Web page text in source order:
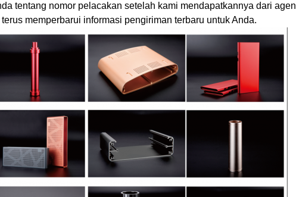
tentang nomor pelacakan setelah kami mendapatkannya dari agen
memperbarui informasi pengiriman terbaru untuk Anda.